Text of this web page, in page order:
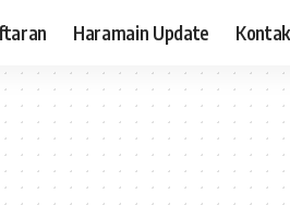
Haramain Update Kontak